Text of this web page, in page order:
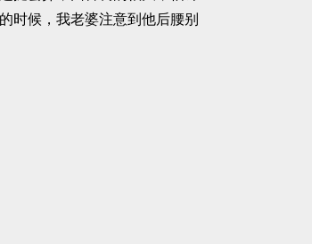
时候，我老婆注意到他后腰别